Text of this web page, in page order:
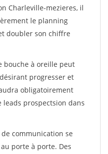
Charleville-mezieres, il
le planning
doubler son chiffre
bouche à oreille peut
progresser et
obligatoirement
prospectsion dans
communication se
porte à porte. Des